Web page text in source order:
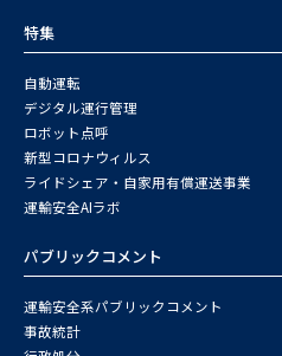
特集
自動運転
デジタル運行管理
ロボット点呼
新型コロナウィルス
ライドシェア・自家用有償運送事業
運輸安全AIラボ
パブリックコメント
運輸安全系パブリックコメント
事故統計